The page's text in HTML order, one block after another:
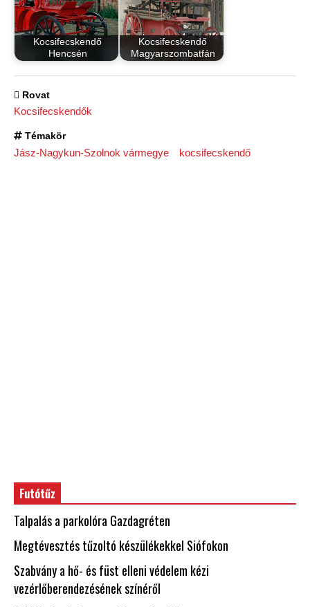
Kocsifecskendő
Hencsén
Kocsifecskendő
Magyarszombatfán
Rovat
Kocsifecskendők
Témakör
Jász-Nagykun-Szolnok vármegye kocsifecskendő
Futótűz
Talpalás a parkolóra Gazdagréten
Megtévesztés tűzoltó készülékekkel Siófokon
Szabvány a hő- és füst elleni védelem kézi
vezérlőberendezésének színéről